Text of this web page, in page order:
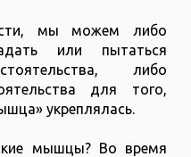
мы можем либо
или пытаться
либо
для того,
укреплялась.
мышцы? Во время